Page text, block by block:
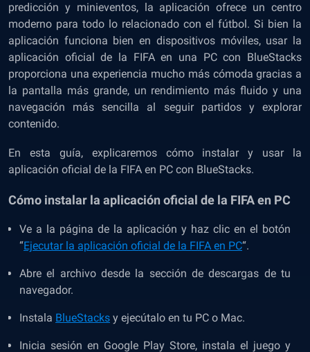
predicción y minieventos, la aplicación ofrece un centro
moderno para todo lo relacionado con el fútbol. Si bien la
aplicación funciona bien en dispositivos móviles, usar la
aplicación oficial de la FIFA en una PC con BlueStacks
proporciona una experiencia mucho más cómoda gracias a
la pantalla más grande, un rendimiento más fluido y una
navegación más sencilla al seguir partidos y explorar
contenido.
En esta guía, explicaremos cómo instalar y usar la
aplicación oficial de la FIFA en PC con BlueStacks.
Cómo instalar la aplicación oficial de la FIFA en PC
Ve a la página de la aplicación y haz clic en el botón
“Ejecutar la aplicación oficial de la FIFA en PC“.
Abre el archivo desde la sección de descargas de tu
navegador.
Instala BlueStacks y ejecútalo en tu PC o Mac.
Inicia sesión en Google Play Store, instala el juego y